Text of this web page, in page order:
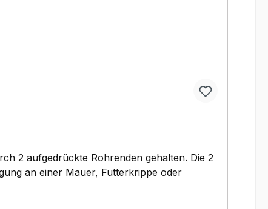
aufgedrückte Rohrenden gehalten. Die 2
an einer Mauer, Futterkrippe oder